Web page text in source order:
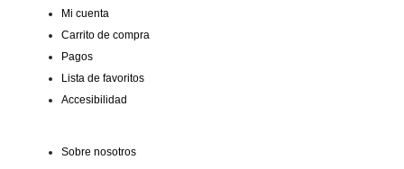
Mi cuenta
Carrito de compra
Pagos
Lista de favoritos
Accesibilidad
Sobre nosotros